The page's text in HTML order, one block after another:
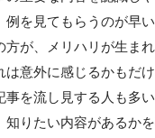
例を見てもらうのが早
方が、メリハリが生ま
は意外に感じるかもだ
事を流し見する人も多
知りたい内容があるか